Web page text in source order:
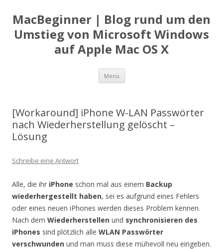
MacBeginner | Blog rund um den
Umstieg von Microsoft Windows
auf Apple Mac OS X
Menü Zum
springen
[Workaround] iPhone W-LAN Passwörter
nach Wiederherstellung gelöscht –
Lösung
Schreibe eine Antwort
Alle, die ihr iPhone schon mal aus einem Backup
wiederhergestellt haben, sei es aufgrund eines Fehlers
oder eines neuen iPhones werden dieses Problem kennen.
Nach dem Wiederherstellen und synchronisieren des
iPhones sind plötzlich alle WLAN Passwörter
verschwunden und man muss diese mühevoll neu eingeben.